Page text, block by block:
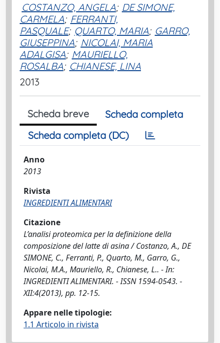
COSTANZO, ANGELA; DE SIMONE,
CARMELA; FERRANTI,
PASQUALE; QUARTO, MARIA; GARRO,
GIUSEPPINA; NICOLAI, MARIA
ADALGISA; MAURIELLO,
ROSALBA; CHIANESE, LINA
2013
Scheda breve
Scheda completa
Scheda completa (DC)
Anno
2013
Rivista
INGREDIENTI ALIMENTARI
Citazione
L’analisi proteomica per la definizione della
composizione del latte di asina / Costanzo, A., DE
SIMONE, C., Ferranti, P., Quarto, M., Garro, G.,
Nicolai, M.A., Mauriello, R., Chianese, L.. - In:
INGREDIENTI ALIMENTARI. - ISSN 1594-0543. -
XII:4(2013), pp. 12-15.
Appare nelle tipologie:
1.1 Articolo in rivista